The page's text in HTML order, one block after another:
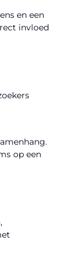
en een
invloed
op een